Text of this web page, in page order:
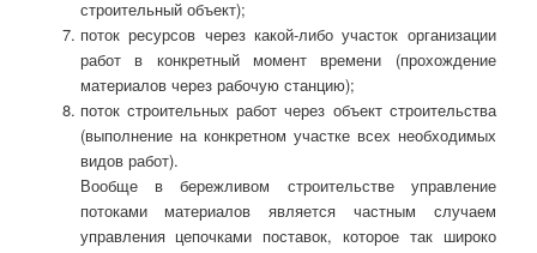
строительный объект);
поток ресурсов через какой-либо участок организации
работ в конкретный момент времени (прохождение
материалов через рабочую станцию);
поток строительных работ через объект строительства
(выполнение на конкретном участке всех необходимых
видов работ).
Вообще в бережливом строительстве управление
потоками материалов является частным случаем
управления цепочками поставок, которое так широко